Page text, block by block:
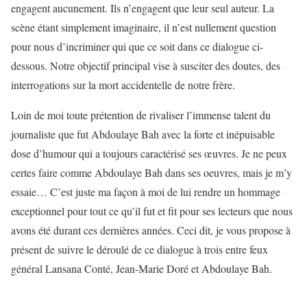
engagent aucunement. Ils n’engagent que leur seul auteur. La
scène étant simplement imaginaire, il n’est nullement question
pour nous d’incriminer qui que ce soit dans ce dialogue ci-
dessous. Notre objectif principal vise à susciter des doutes, des
interrogations sur la mort accidentelle de notre frère.
Loin de moi toute prétention de rivaliser l’immense talent du
journaliste que fut Abdoulaye Bah avec la forte et inépuisable
dose d’humour qui a toujours caractérisé ses œuvres. Je ne peux
certes faire comme Abdoulaye Bah dans ses oeuvres, mais je m’y
essaie… C’est juste ma façon à moi de lui rendre un hommage
exceptionnel pour tout ce qu’il fut et fit pour ses lecteurs que nous
avons été durant ces dernières années. Ceci dit, je vous propose à
présent de suivre le déroulé de ce dialogue à trois entre feux
général Lansana Conté, Jean-Marie Doré et Abdoulaye Bah.